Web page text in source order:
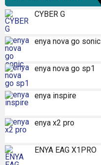
CYBER G
enya nova go sonic
enya nova go sp1
enya inspire
enya x2 pro
ENYA EAG X1PRO